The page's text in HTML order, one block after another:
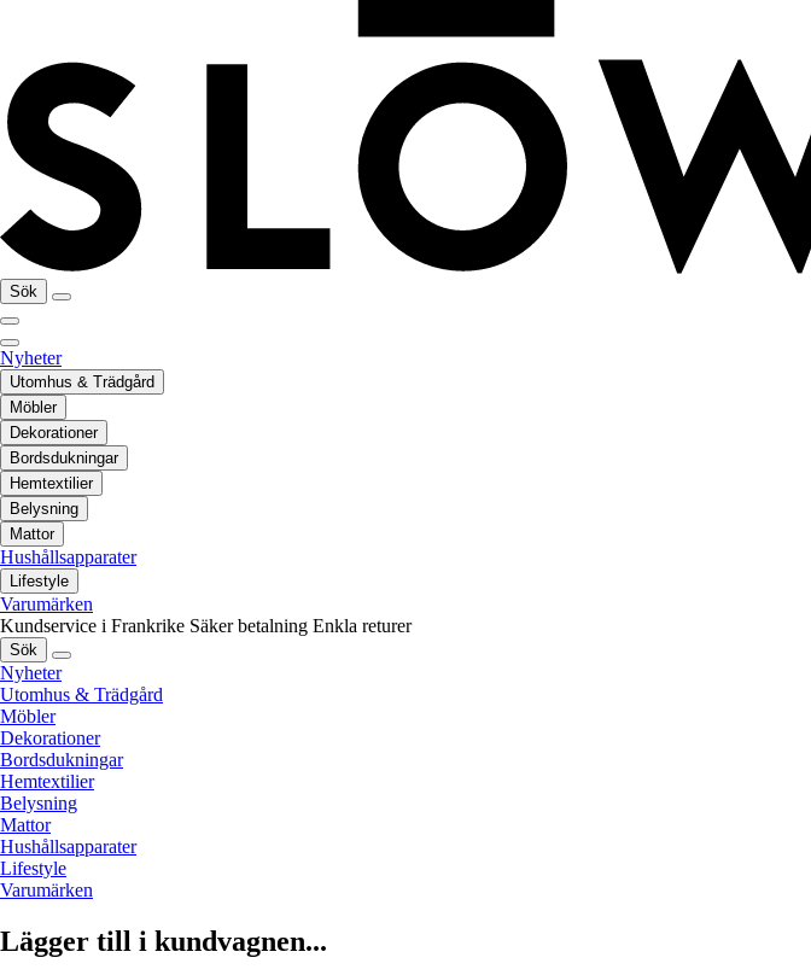
Sök
Nyheter
Utomhus & Trädgård
Möbler
Dekorationer
Bordsdukningar
Hemtextilier
Belysning
Mattor
Hushållsapparater
Lifestyle
Varumärken
Kundservice i Frankrike Säker betalning Enkla returer
Sök
Nyheter
Utomhus & Trädgård
Möbler
Dekorationer
Bordsdukningar
Hemtextilier
Belysning
Mattor
Hushållsapparater
Lifestyle
Varumärken
Lägger till i kundvagnen...